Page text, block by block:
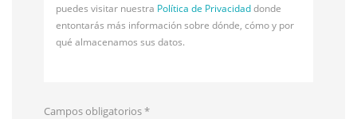
puedes visitar nuestra Política de Privacidaddonde
entontarás más información sobre dónde, cómo y por
qué almacenamos sus datos.
Campos obligatorios*